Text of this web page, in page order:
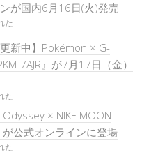
が国内6月16日(火)発売
た
新中】Pokémon × G-
7AJR』が7月17日（金）
た
× NIKE MOON
が公式オンラインに登場
た